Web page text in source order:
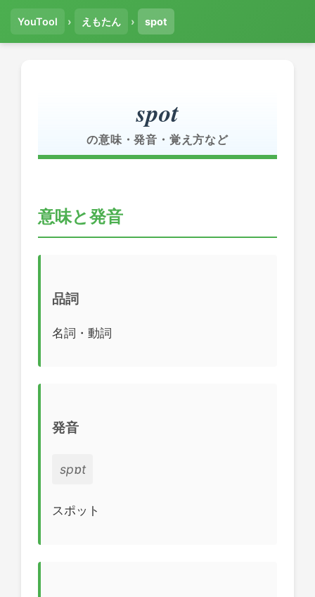
YouTool › えもたん › spot
spot
の意味・発音・覚え方など
意味と発音
品詞
名詞・動詞
発音
spɒt
スポット